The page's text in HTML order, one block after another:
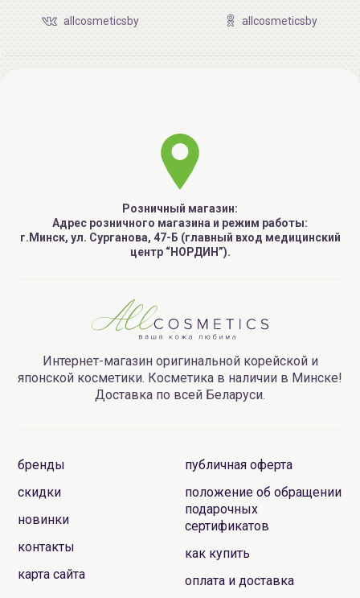
allcosmeticsby allcosmeticsby
Розничный магазин:
Адрес розничного магазина и режим работы:
г.Минск, ул. Сурганова, 47-Б (главный вход медицинский
центр “НОРДИН”).
Интернет-магазин оригинальной корейской и
японской косметики. Косметика в наличии в Минске!
Доставка по всей Беларуси.
бренды
скидки
новинки
контакты
карта сайта
публичная оферта
положение об обращении
подарочных
сертификатов
как купить
оплата и доставка